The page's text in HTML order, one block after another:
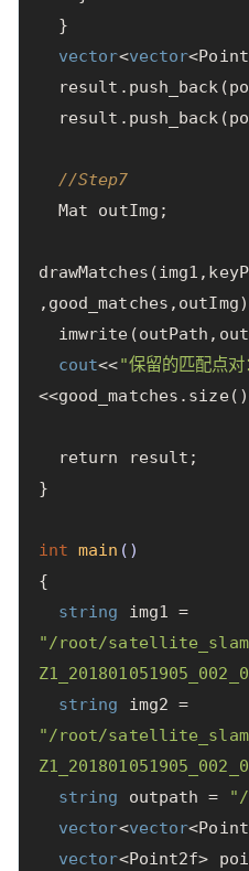
}
vector<vector<
result . push_back (
result . push_back (
//Step7
Mat
outImg ;
drawMatches (img1 ,
, good_matches , outImg
imwrite (outPath ,
cout<<"保留的匹配点
<<good_matches . size()
return result ;
}
int main ()
{
string
img1 =
"/root/
string
img2 =
"/root/
string
outpath =
vector<vector<
vector<Point2f>